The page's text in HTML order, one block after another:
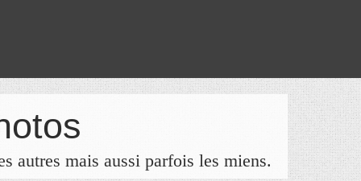
autres mais aussi parfois les miens.